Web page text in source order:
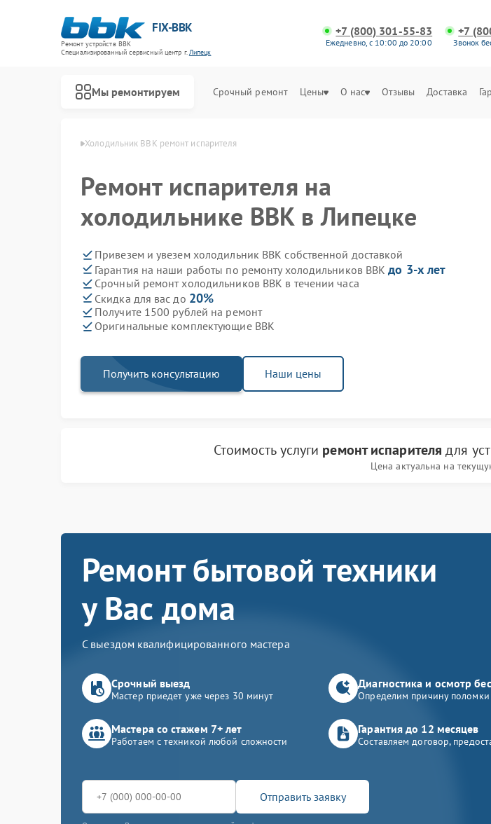
FIX-BBK
Ремонт устройств BBK
Специализированный cервисный центр г.Липецк
+7 (800) 301-55-83
Ежедневно, с 10:00 до 20:00
+7
Звонок
Мы ремонтируем Срочный ремонт Цены О нас Отзывы Доставка
BBK в Липецке Холодильник BBK ремонт испарителя
Ремонт испарителя на
холодильнике BBK в Липецке
Привезем и увезем холодильник BBK собственной доставкой
Гарантия на наши работы по ремонту холодильников BBKдо 3-х лет
Срочный ремонт холодильников BBK в течении часа
Скидка для вас до 20%
Получите 1500 рублей на ремонт
Оригинальные комплектующие BBK
Получить консультацию Наши цены
Стоимость услуги ремонт испарителя для
Цена актуальна на
Ремонт бытовой техники
у Вас дома
С выездом квалифицированного мастера
Срочный выезд
Мастер приедет уже через 30 минут
Диагностика и осмотр
Определим причину поломки
Мастера со стажем 7+ лет
Работаем с техникой любой сложности
Гарантия до 12 месяцев
Составляем договор,
Отправить заявку